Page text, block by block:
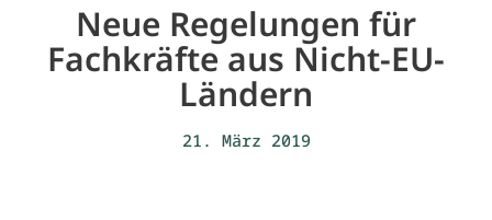
Neue Regelungen für
Fachkräfte aus Nicht-EU-
Ländern
21. März 2019